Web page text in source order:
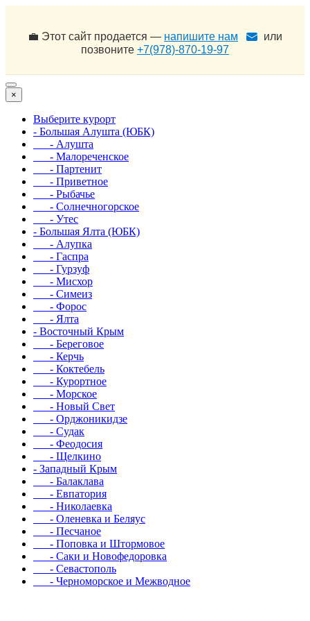
💼 Этот сайт продается — напишите нам
или
позвоните +7(978)-870-19-97
×
Выберите курорт
- Большая Алушта (ЮБК)
- Алушта
- Малореченское
- Партенит
- Приветное
- Рыбачье
- Солнечногорское
- Утес
- Большая Ялта (ЮБК)
- Алупка
- Гаспра
- Гурзуф
- Мисхор
- Симеиз
- Форос
- Ялта
- Восточный Крым
- Береговое
- Керчь
- Коктебель
- Курортное
- Морское
- Новый Свет
- Орджоникидзе
- Судак
- Феодосия
- Щелкино
- Западный Крым
- Балаклава
- Евпатория
- Николаевка
- Оленевка и Беляус
- Песчаное
- Поповка и Штормовое
- Саки и Новофедоровка
- Севастополь
- Черноморское и Межводное